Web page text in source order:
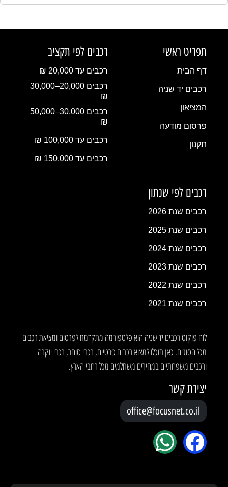
תפריט ראשי
דף הבית
רכבים יד שניה
המציאון
פרסום מודעה
תקנון
רכבים לפי תקציב
רכבים עד 20,000 ₪
רכבים 20,000–30,000
₪
רכבים 30,000–50,000
₪
רכבים עד 100,000 ₪
רכבים עד 150,000 ₪
רכבים לפי שנתון
רכבים שנת 2026
רכבים שנת 2025
רכבים שנת 2024
רכבים שנת 2023
רכבים שנת 2022
רכבים שנת 2021
לוח פוקוס רכבים יד שניה הוא פלטפורמה מתקדמת לפרסום ומציאת רכבים
מכל הסוגים. כאן תוכלו למצוא רכבים פרטיים, רכבי סוחר, רכבי יוקרה
ורכבים משפחתיים במחירים משתלמים מכל רחבי הארץ.
יצירת קשר
office@focusnet.co.il